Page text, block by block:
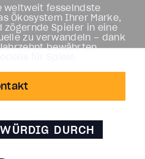
weltweit fesselndste
Ökosystem Ihrer Marke,
zögernde Spieler in eine
zu verwandeln – dank
bewährten
DURCH